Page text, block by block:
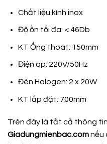
Chất liệu kính inox
Độ ồn tối đa: < 46Db
KT Ống thoát: 150mm
Điện áp: 220V/50Hz
Đèn Halogen: 2 x 20W
KT lắp đặt: 700mm
Trên đây là tất cả thông
Giadungmienbac.comnếu